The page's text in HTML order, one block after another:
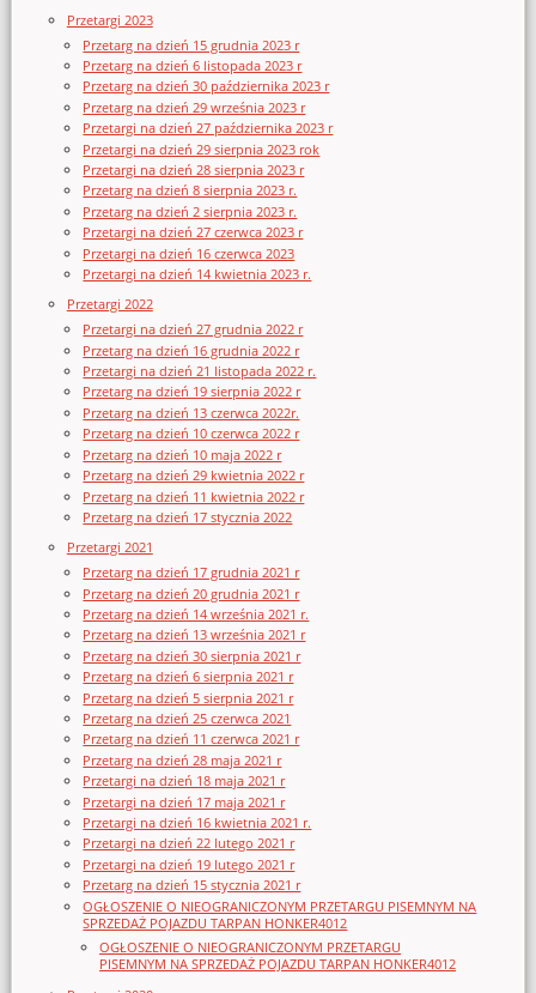
Przetargi 2023
Przetarg na dzień 15 grudnia 2023 r
Przetarg na dzień 6 listopada 2023 r
Przetarg na dzień 30 października 2023 r
Przetarg na dzień 29 września 2023 r
Przetargi na dzień 27 października 2023 r
Przetargi na dzień 29 sierpnia 2023 rok
Przetargi na dzień 28 sierpnia 2023 r
Przetarg na dzień 8 sierpnia 2023 r.
Przetarg na dzień 2 sierpnia 2023 r.
Przetargi na dzień 27 czerwca 2023 r
Przetargi na dzień 16 czerwca 2023
Przetargi na dzień 14 kwietnia 2023 r.
Przetargi 2022
Przetargi na dzień 27 grudnia 2022 r
Przetarg na dzień 16 grudnia 2022 r
Przetargi na dzień 21 listopada 2022 r.
Przetarg na dzień 19 sierpnia 2022 r
Przetarg na dzień 13 czerwca 2022r.
Przetarg na dzień 10 czerwca 2022 r
Przetarg na dzień 10 maja 2022 r
Przetarg na dzień 29 kwietnia 2022 r
Przetarg na dzień 11 kwietnia 2022 r
Przetarg na dzień 17 stycznia 2022
Przetargi 2021
Przetarg na dzień 17 grudnia 2021 r
Przetarg na dzień 20 grudnia 2021 r
Przetarg na dzień 14 września 2021 r.
Przetarg na dzień 13 września 2021 r
Przetarg na dzień 30 sierpnia 2021 r
Przetarg na dzień 6 sierpnia 2021 r
Przetarg na dzień 5 sierpnia 2021 r
Przetarg na dzień 25 czerwca 2021
Przetarg na dzień 11 czerwca 2021 r
Przetarg na dzień 28 maja 2021 r
Przetargi na dzień 18 maja 2021 r
Przetargi na dzień 17 maja 2021 r
Przetargi na dzień 16 kwietnia 2021 r.
Przetargi na dzień 22 lutego 2021 r
Przetargi na dzień 19 lutego 2021 r
Przetarg na dzień 15 stycznia 2021 r
OGŁOSZENIE O NIEOGRANICZONYM PRZETARGU PISEMNYM NA
SPRZEDAŻ POJAZDU TARPAN HONKER4012
OGŁOSZENIE O NIEOGRANICZONYM PRZETARGU
PISEMNYM NA SPRZEDAŻ POJAZDU TARPAN HONKER4012